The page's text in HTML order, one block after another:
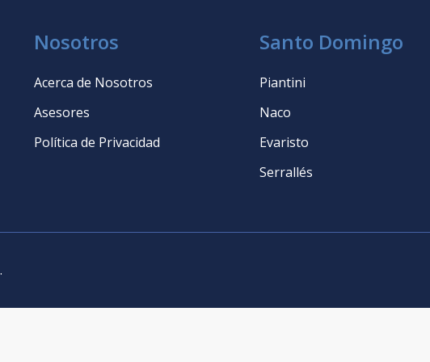
Nosotros
Acerca de Nosotros
Asesores
Política de Privacidad
Santo Domingo
Piantini
Naco
Evaristo
Serrallés
.